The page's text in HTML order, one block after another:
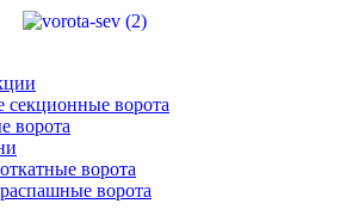
секционные ворота
ворота
ворота
ворота